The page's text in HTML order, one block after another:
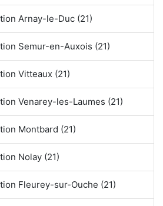
Arnay-le-Duc (21)
Semur-en-Auxois (21)
Vitteaux (21)
Venarey-les-Laumes (21)
Montbard (21)
Nolay (21)
Fleurey-sur-Ouche (21)